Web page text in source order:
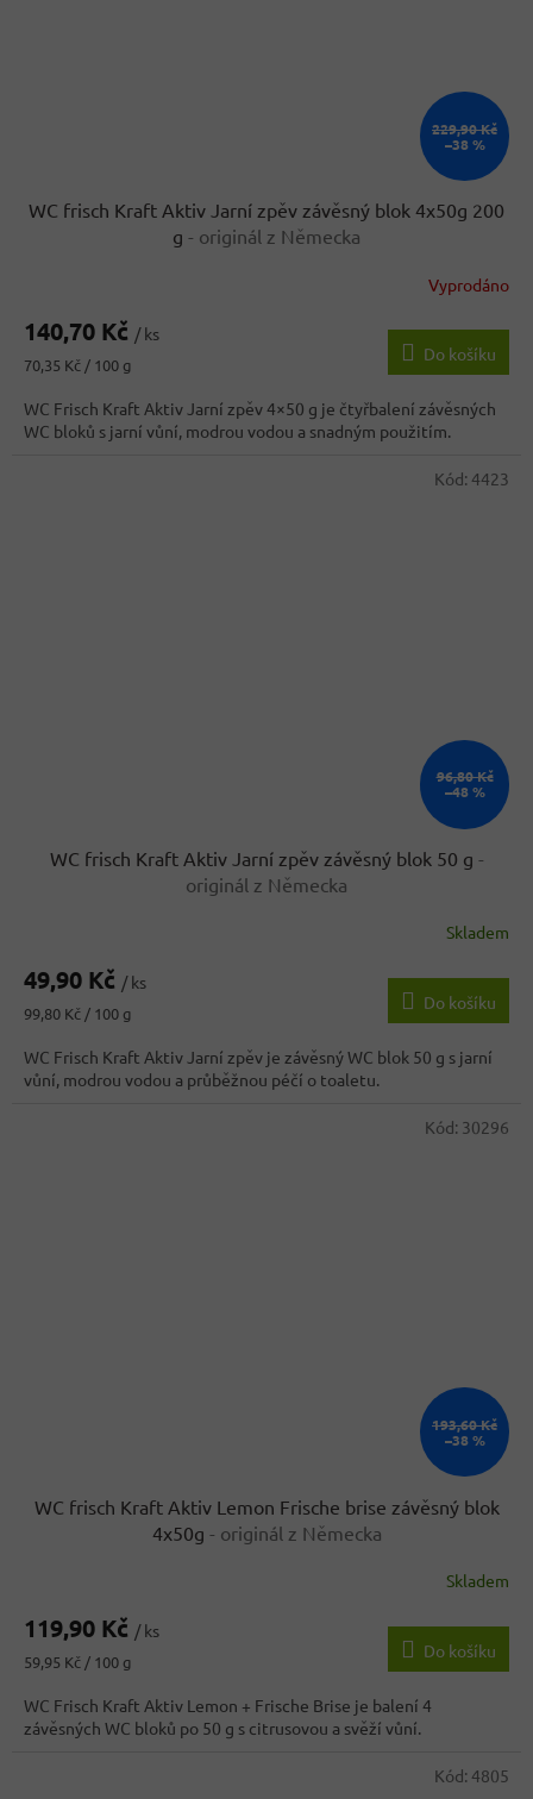
229,90 Kč
–38 %
WC frisch Kraft Aktiv Jarní zpěv závěsný blok 4x50g 200
g - originál z Německa
Vyprodáno
140,70 Kč / ks
Měrná
70,35 Kč / 100 g
Do košíku
WC Frisch Kraft Aktiv Jarní zpěv 4×50 g je čtyřbalení závěsných
WC bloků s jarní vůní, modrou vodou a snadným použitím.
96,80 Kč
–48 %
WC frisch Kraft Aktiv Jarní zpěv závěsný blok 50 g -
originál z Německa
Skladem
49,90 Kč / ks
Měrná
99,80 Kč / 100 g
Do košíku
WC Frisch Kraft Aktiv Jarní zpěv je závěsný WC blok 50 g s jarní
vůní, modrou vodou a průběžnou péčí o toaletu.
Kód: 4423
193,60 Kč
–38 %
WC frisch Kraft Aktiv Lemon Frische brise závěsný blok
4x50g - originál z Německa
Skladem
119,90 Kč / ks
Měrná
59,95 Kč / 100 g
Do košíku
WC Frisch Kraft Aktiv Lemon + Frische Brise je balení 4
závěsných WC bloků po 50 g s citrusovou a svěží vůní.
Kód: 30296
Kód: 4805